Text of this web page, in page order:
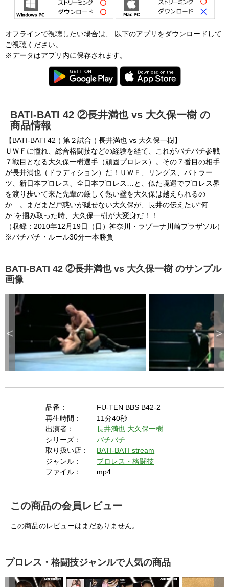
オフラインで視聴したい場合は、 以下のアプリをダウンロードして
ご視聴ください。
※データはアプリ内に保存されます。
BATI-BATI 42 ②長井満也 vs 大久保一樹 の
商品情報
【BATI-BATI 42￤第２試合￤長井満也 vs 大久保一樹】
ＵＷＦに憧れ、総合格闘技などの経験を経て、これがバチバチ参戦
７戦目となる大久保一樹選手（頑固プロレス）。その７番目の相手
が長井満也（ドラディション）だ！ＵＷＦ、リングス、バトラー
ツ、新日本プロレス、全日本プロレス…と、似た境遇でプロレス界
を渡り歩いて来た先輩の厳しく熱い壁を大久保は越えられるの
か…。まだまだ戸惑いが隠せない大久保が、長井の伝えたい“何
か”を掴み取った時、大久保一樹が大変身だ！！
（収録：2010年12月19日（日）神奈川・ラゾーナ川崎プラザソル）
※バチバチ・ルール30分一本勝負
BATI-BATI 42 ②長井満也 vs 大久保一樹 のサンプル
画像
< >
品番：
FU-TEN BBS B42-2
再生時間：
11分40秒
出演者：
長井満也 大久保一樹
シリーズ：
バチバチ
取り扱い店：
BATI-BATI stream
ジャンル：
プロレス・格闘技
ファイル：
mp4
この商品の会員レビュー
この商品のレビューはまだありません。
プロレス・格闘技ジャンルで人気の商品